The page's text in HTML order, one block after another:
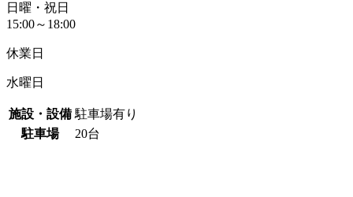
日曜・祝日
15:00～18:00
休業日
水曜日
施設・設備 駐車場有り
駐車場
20台